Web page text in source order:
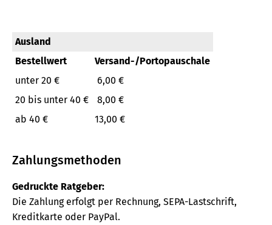
Ausland
Bestellwert
Versand-/Portopauschale
unter 20 €
6,00 €
20 bis unter 40 €
8,00 €
ab 40 €
13,00 €
Zahlungsmethoden
Gedruckte Ratgeber:
Die Zahlung erfolgt per Rechnung, SEPA-Lastschrift,
Kreditkarte oder PayPal.